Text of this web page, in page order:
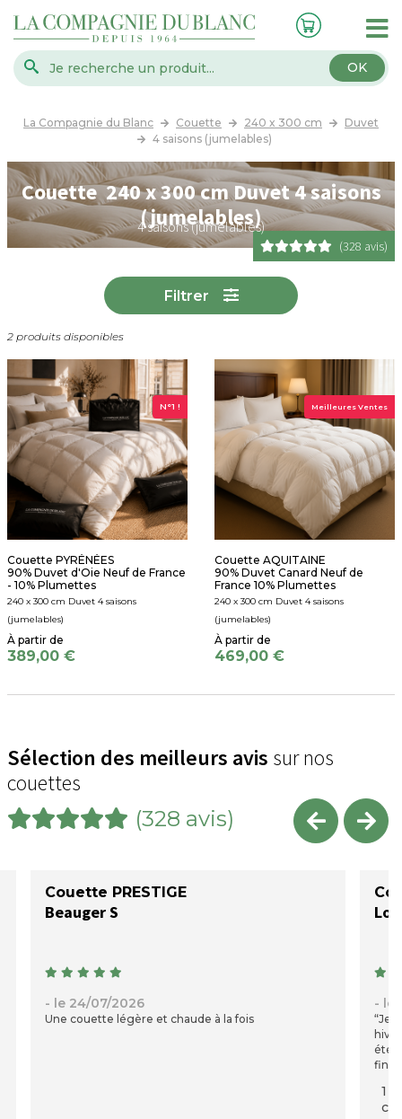
OK
La Compagnie du Blanc Couette 240 x 300 cm
Duvet
4 saisons (jumelables)
Couette 240 x 300 cm Duvet 4 saisons
(jumelables)
4 saisons (jumelables)
(328 avis)
Filtrer
2 produits disponibles
N°1 !
Couette PYRÉNÉES
90% Duvet d'Oie Neuf de France
- 10% Plumettes
240 x 300 cm Duvet 4 saisons
(jumelables)
389,00 €
Meilleures Ventes
Couette AQUITAINE
90% Duvet Canard Neuf de
France 10% Plumettes
240 x 300 cm Duvet 4 saisons
(jumelables)
469,00 €
Sélection des meilleurs avis sur nos
couettes
(328 avis)
Couette PRESTIGE
Beauger S
- le 24/07/2026
Une couette légère et chaude à la fois
- le
“Je
été
1